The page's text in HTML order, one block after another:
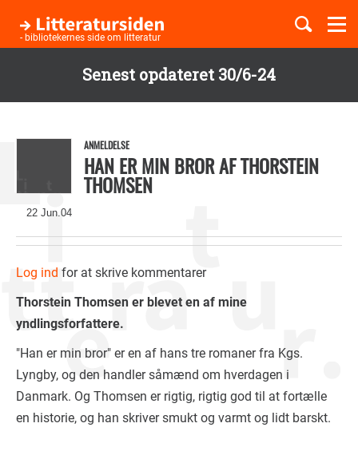
Senest opdateret 30/6-24
hovedindhold
- bibliotekernes side om litteratur
Børnebøger
22 Jun.04
ANMELDELSE
HAN ER MIN BROR AF THORSTEIN
THOMSEN
Log ind for at skrive kommentarer
Thorstein Thomsen er blevet en af mine
yndlingsforfattere.
"Han er min bror" er en af hans tre romaner fra Kgs.
Lyngby, og den handler såmænd om hverdagen i
Danmark. Og Thomsen er rigtig, rigtig god til at fortælle
en historie, og han skriver smukt og varmt og lidt barskt.